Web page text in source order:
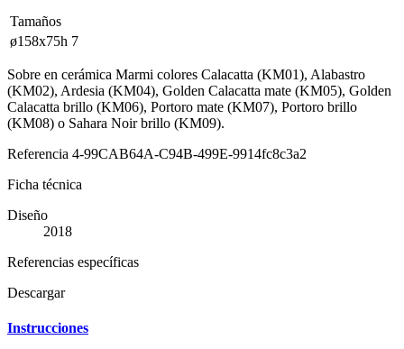
Tamaños
ø158x75h 7
Sobre en cerámica Marmi colores Calacatta (KM01), Alabastro
(KM02), Ardesia (KM04), Golden Calacatta mate (KM05), Golden
Calacatta brillo (KM06), Portoro mate (KM07), Portoro brillo
(KM08) o Sahara Noir brillo (KM09).
Referencia 4-99CAB64A-C94B-499E-9914fc8c3a2
Ficha técnica
Diseño
2018
Referencias específicas
Descargar
Instrucciones